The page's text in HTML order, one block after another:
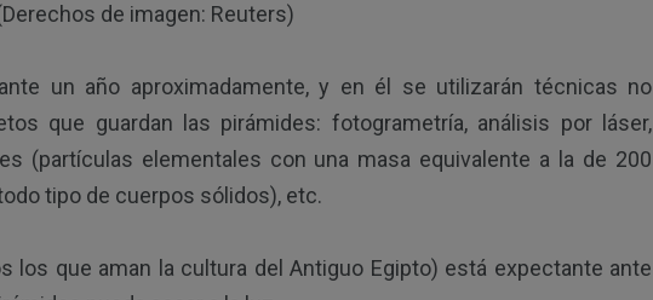
Reuters)
un año aproximadamente, y en él se utilizarán técnicas no
que guardan las pirámides: fotogrametría, análisis por láser,
(partículas elementales con una masa equivalente a la de 200
tipo de cuerpos sólidos), etc.
los que aman la cultura del Antiguo Egipto) está expectante ante